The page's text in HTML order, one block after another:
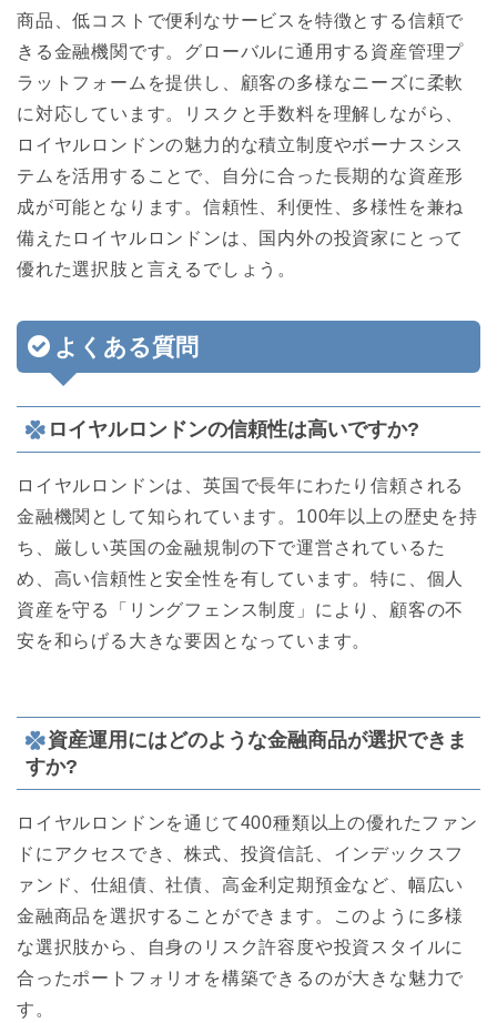
商品、低コストで便利なサービスを特徴とする信頼で
きる金融機関です。グローバルに通用する資産管理プ
ラットフォームを提供し、顧客の多様なニーズに柔軟
に対応しています。リスクと手数料を理解しながら、
ロイヤルロンドンの魅力的な積立制度やボーナスシス
テムを活用することで、自分に合った長期的な資産形
成が可能となります。信頼性、利便性、多様性を兼ね
備えたロイヤルロンドンは、国内外の投資家にとって
優れた選択肢と言えるでしょう。
よくある質問
ロイヤルロンドンの信頼性は高いですか?
ロイヤルロンドンは、英国で長年にわたり信頼される
金融機関として知られています。100年以上の歴史を持
ち、厳しい英国の金融規制の下で運営されているた
め、高い信頼性と安全性を有しています。特に、個人
資産を守る「リングフェンス制度」により、顧客の不
安を和らげる大きな要因となっています。
資産運用にはどのような金融商品が選択できま
すか?
ロイヤルロンドンを通じて400種類以上の優れたファン
ドにアクセスでき、株式、投資信託、インデックスフ
ァンド、仕組債、社債、高金利定期預金など、幅広い
金融商品を選択することができます。このように多様
な選択肢から、自身のリスク許容度や投資スタイルに
合ったポートフォリオを構築できるのが大きな魅力で
す。